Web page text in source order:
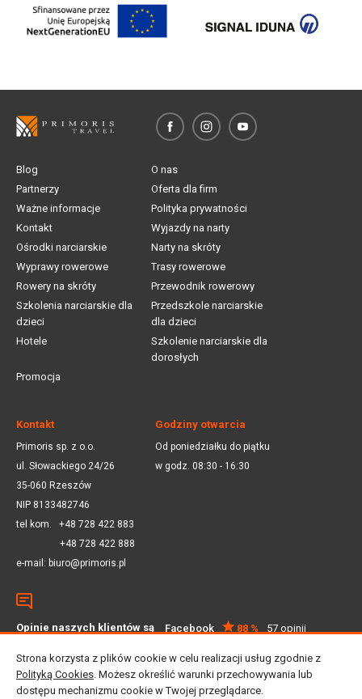
Blog
O nas
Partnerzy
Oferta dla firm
Ważne informacje
Polityka prywatności
Kontakt
Wyjazdy na narty
Ośrodki narciarskie
Narty na skróty
Wyprawy rowerowe
Trasy rowerowe
Rowery na skróty
Przewodnik rowerowy
Szkolenia narciarskie dla
dzieci
Przedszkole narciarskie
dla dzieci
Hotele
Szkolenie narciarskie dla
dorosłych
Promocja
Kontakt
Primoris sp. z o.o.
ul. Słowackiego 24/26
35-060 Rzeszów
NIP 8133482746
tel kom. +48 728 422 883
+48 728 422 888
e-mail: biuro@primoris.pl
Godziny otwarcia
Od poniedziałku do piątku
w godz. 08:30 - 16:30
Opinie naszych klientów są
Facebook 88 %
57 opinii
Strona korzysta z plików cookie w celu realizacji usług zgodnie z
Polityką Cookies. Możesz określić warunki przechowywania lub
dostępu mechanizmu cookie w Twojej przeglądarce.